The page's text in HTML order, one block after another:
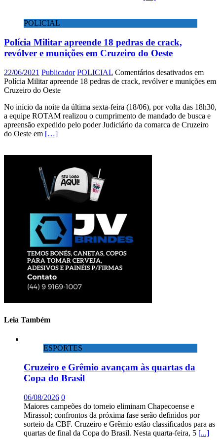
POLICIAL
Polícia Militar apreende 18 pedras de crack,
revólver e munições em Cruzeiro do Oeste
22/06/2021 Publicador POLICIAL Comentários desativados em
Polícia Militar apreende 18 pedras de crack, revólver e munições em
Cruzeiro do Oeste
No início da noite da última sexta-feira (18/06), por volta das 18h30,
a equipe ROTAM realizou o cumprimento de mandado de busca e
apreensão expedido pelo poder Judiciário da comarca de Cruzeiro
do Oeste em […]
Leia Também
ESPORTES
Cruzeiro e Grêmio avançam às quartas da
Copa do Brasil
06/08/2026 0
Maiores campeões do torneio eliminam Chapecoense e
Mirassol; confrontos da próxima fase serão definidos por
sorteio da CBF. Cruzeiro e Grêmio estão classificados para as
quartas de final da Copa do Brasil. Nesta quarta-feira, 5 [...]